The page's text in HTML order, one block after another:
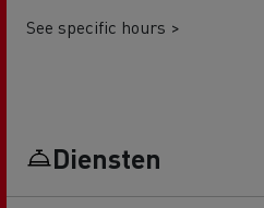
See specific hours >
Diensten